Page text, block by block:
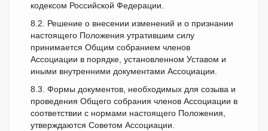
кодексом Российской Федерации.
8.2. Решение о внесении изменений и о признании
настоящего Положения утратившим силу
принимается Общим собранием членов
Ассоциации в порядке, установленном Уставом и
иными внутренними документами Ассоциации.
8.3. Формы документов, необходимых для созыва и
проведения Общего собрания членов Ассоциации в
соответствии с нормами настоящего Положения,
утверждаются Советом Ассоциации.